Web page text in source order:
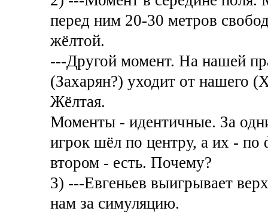
перед ним 20-30 метров
жёлтой.
---Другой момент. На нашей
(Захарян?) уходит от нашего
Жёлтая.
Моменты - идентичные. За
игрок шёл по центру, а их - по
втором - есть. Почему?
3) ---Евгеньев выигрывает
нам за симуляцию.